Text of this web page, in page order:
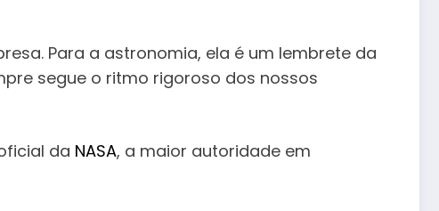
Para a astronomia, ela é um lembrete da
segue o ritmo rigoroso dos nossos
da NASA, a maior autoridade em